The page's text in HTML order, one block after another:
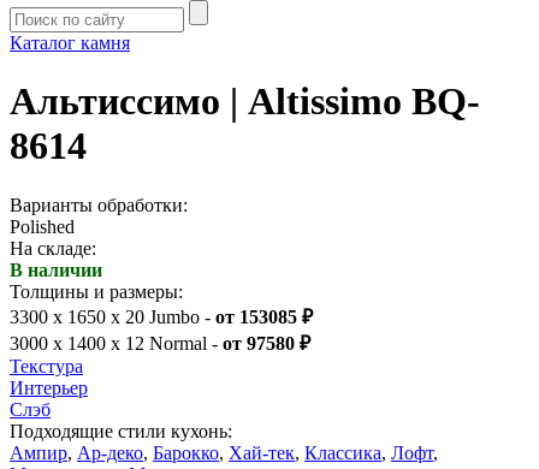
Каталог камня
Альтиссимо | Altissimo BQ-
8614
Варианты обработки:
Polished
На складе:
В наличии
Толщины и размеры:
3300 x 1650 x 20 Jumbo - от 153085 ₽
3000 x 1400 x 12 Normal - от 97580 ₽
Текстура
Интерьер
Слэб
Подходящие стили кухонь:
Ампир, Ар-деко, Барокко, Хай-тек, Классика, Лофт,